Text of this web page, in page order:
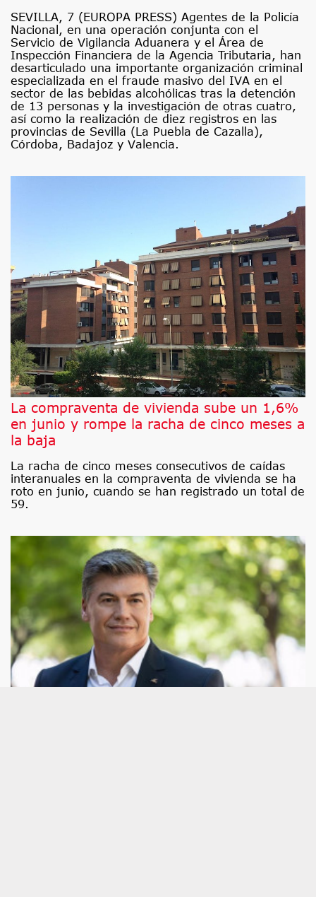
SEVILLA, 7 (EUROPA PRESS) Agentes de la Policía
Nacional, en una operación conjunta con el
Servicio de Vigilancia Aduanera y el Área de
Inspección Financiera de la Agencia Tributaria, han
desarticulado una importante organización criminal
especializada en el fraude masivo del IVA en el
sector de las bebidas alcohólicas tras la detención
de 13 personas y la investigación de otras cuatro,
así como la realización de diez registros en las
provincias de Sevilla (La Puebla de Cazalla),
Córdoba, Badajoz y Valencia.
La compraventa de vivienda sube un 1,6%
en junio y rompe la racha de cinco meses a
la baja
La racha de cinco meses consecutivos de caídas
interanuales en la compraventa de vivienda se ha
roto en junio, cuando se han registrado un total de
59.